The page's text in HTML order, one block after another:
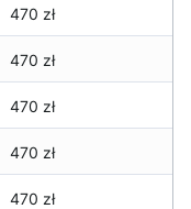
470 zł
470 zł
470 zł
470 zł
470 zł